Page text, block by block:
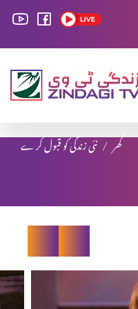
گھر نئی زندگی کو قبول کر ے